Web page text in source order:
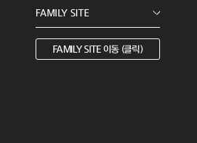
FAMILY SITE 이동 (클릭)